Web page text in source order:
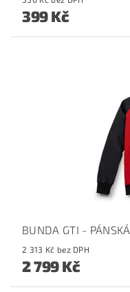
399 Kč
BUNDA GTI - PÁNSKÁ
2 313 Kč bez DPH
2 799 Kč